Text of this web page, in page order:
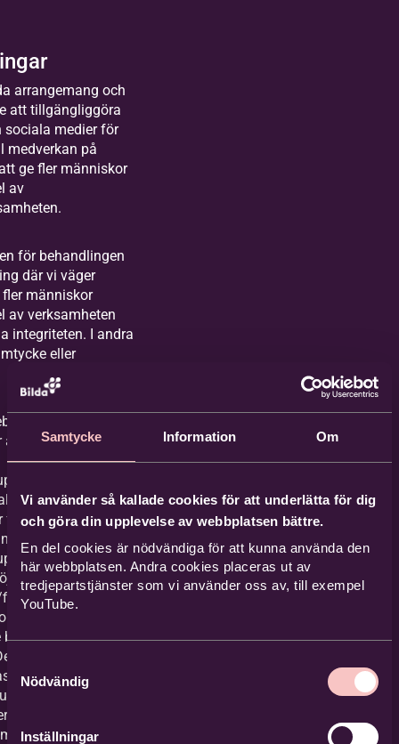
Samtycke Information Om
Vi använder så kallade cookies för att underlätta för dig
och göra din upplevelse av webbplatsen bättre.
En del cookies är nödvändiga för att kunna använda den
här webbplatsen. Andra cookies placeras ut av
tredjepartstjänster som vi använder oss av, till exempel
YouTube.
Samtyckesval
Nödvändig
Inställningar
arrangemang och
att tillgängliggöra
sociala medier för
medverkan på
ge fler människor
av
för behandlingen
där vi väger
människor
av verksamheten
integriteten. I andra
eller
finns en
arrangemanget
för publicering
lagring. På plats i
företrädare för Bilda
och att
att invända
Vi
vem de ska
av
som inte vill finnas
till angiven plats. Vi
eller
under 16 år,